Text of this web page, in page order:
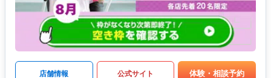
店舗情報 公式サイト 体験・相談予約